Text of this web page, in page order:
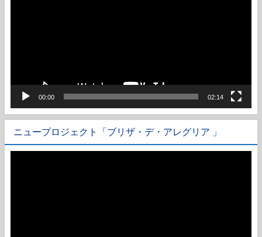
00:00 02:14
ニュープロジェクト「ブリザ・デ・アレグリア 」